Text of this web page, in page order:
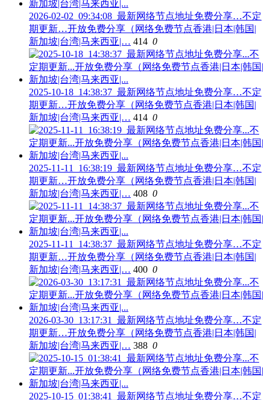
2026-02-02_09:34:08_最新网络节点地址免费分享…不定
期更新…开放免费分享（网络免费节点香港|日本|韩国|
新加坡|台湾|马来西亚|… 414 0
2025-10-18_14:38:37_最新网络节点地址免费分享…不定
期更新…开放免费分享（网络免费节点香港|日本|韩国|
新加坡|台湾|马来西亚|… 414 0
2025-11-11_16:38:19_最新网络节点地址免费分享…不定
期更新…开放免费分享（网络免费节点香港|日本|韩国|
新加坡|台湾|马来西亚|… 408 0
2025-11-11_14:38:37_最新网络节点地址免费分享…不定
期更新…开放免费分享（网络免费节点香港|日本|韩国|
新加坡|台湾|马来西亚|… 400 0
2026-03-30_13:17:31_最新网络节点地址免费分享…不定
期更新…开放免费分享（网络免费节点香港|日本|韩国|
新加坡|台湾|马来西亚|… 388 0
2025-10-15_01:38:41_最新网络节点地址免费分享…不定